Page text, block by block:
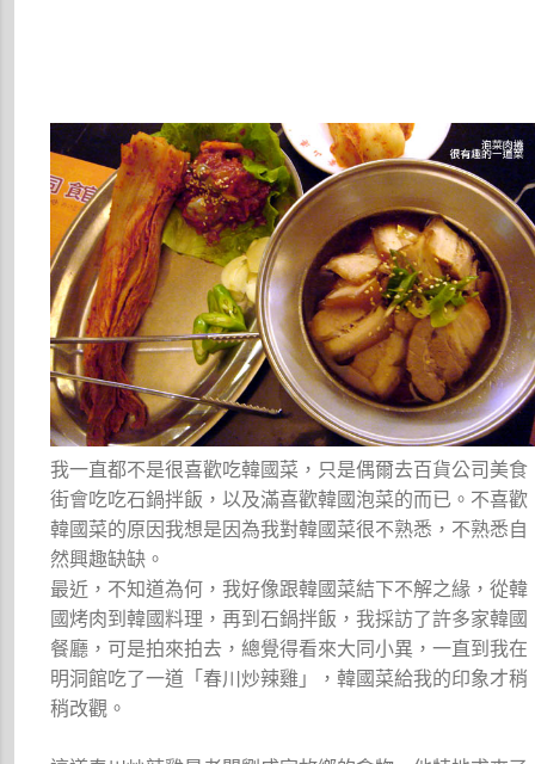
我一直都不是很喜歡吃韓國菜，只是偶爾去百貨公司美食
街會吃吃石鍋拌飯，以及滿喜歡韓國泡菜的而已。不喜歡
韓國菜的原因我想是因為我對韓國菜很不熟悉，不熟悉自
然興趣缺缺。
最近，不知道為何，我好像跟韓國菜結下不解之緣，從韓
國烤肉到韓國料理，再到石鍋拌飯，我採訪了許多家韓國
餐廳，可是拍來拍去，總覺得看來大同小異，一直到我在
明洞館吃了一道「春川炒辣雞」，韓國菜給我的印象才稍
稍改觀。